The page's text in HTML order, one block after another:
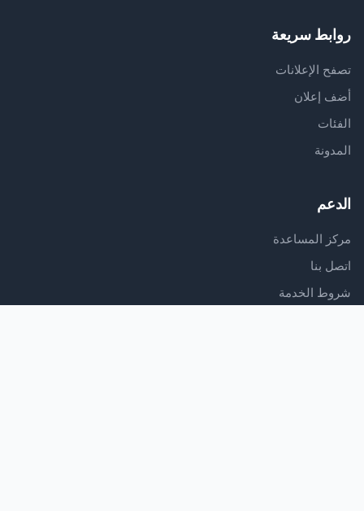
روابط سريعة
تصفح الإعلانات
أضف إعلان
الفئات
المدونة
الدعم
مركز المساعدة
اتصل بنا
شروط الخدمة